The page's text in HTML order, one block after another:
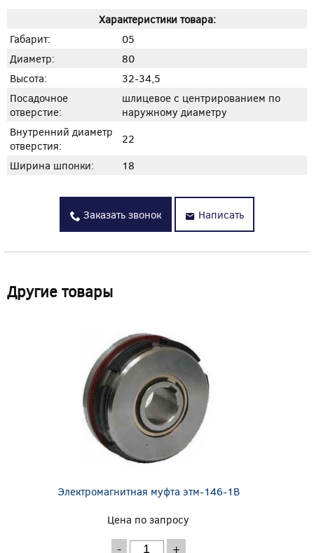
Характеристики товара:
Габарит:
05
Диаметр:
80
Высота:
32-34,5
Посадочное
отверстие:
шлицевое с центрированием по
наружному диаметру
Внутренний диаметр
отверстия:
22
Ширина шпонки:
18
Заказать звонок Написать
Другие товары
Электромагнитная муфта этм-146-1В
Цена по запросу
- +